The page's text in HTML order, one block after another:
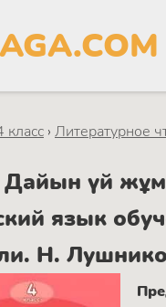
класс › Литературное
үй
язык
Н.